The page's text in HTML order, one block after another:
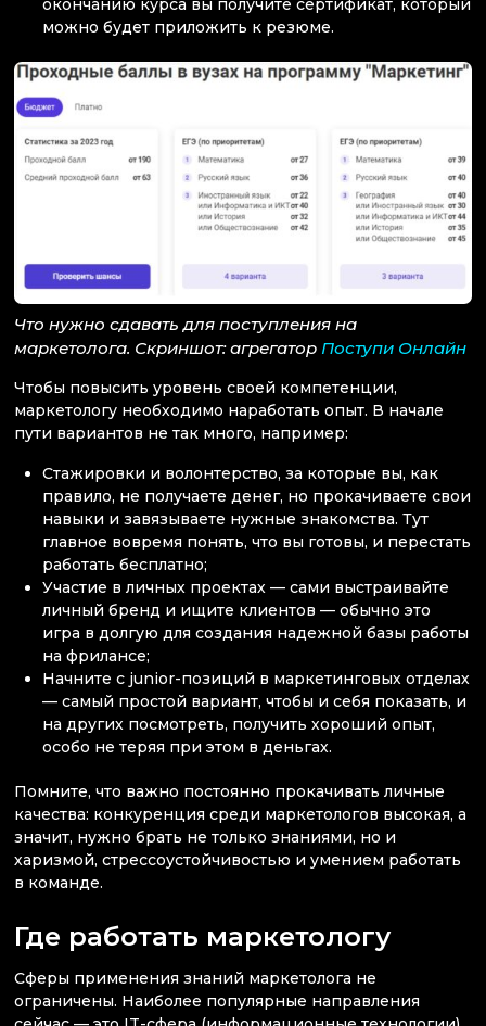
окончанию курса вы получите сертификат, который
можно будет приложить к резюме.
Что нужно сдавать для поступления на
маркетолога. Скриншот: агрегатор Поступи Онлайн
Чтобы повысить уровень своей компетенции,
маркетологу необходимо наработать опыт. В начале
пути вариантов не так много, например:
Стажировки и волонтерство, за которые вы, как
правило, не получаете денег, но прокачиваете свои
навыки и завязываете нужные знакомства. Тут
главное вовремя понять, что вы готовы, и перестать
работать бесплатно;
Участие в личных проектах — сами выстраивайте
личный бренд и ищите клиентов — обычно это
игра в долгую для создания надежной базы работы
на фрилансе;
Начните с junior-позиций в маркетинговых отделах
— самый простой вариант, чтобы и себя показать, и
на других посмотреть, получить хороший опыт,
особо не теряя при этом в деньгах.
Помните, что важно постоянно прокачивать личные
качества: конкуренция среди маркетологов высокая, а
значит, нужно брать не только знаниями, но и
харизмой, стрессоустойчивостью и умением работать
в команде.
Где работать маркетологу
Сферы применения знаний маркетолога не
ограничены. Наиболее популярные направления